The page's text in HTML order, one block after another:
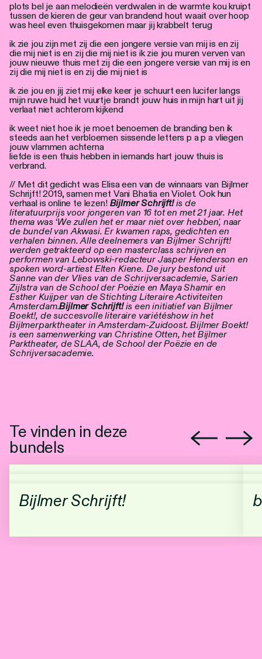
plots bel je aan melodieën verdwalen in de warmte kou kruipt
tussen de kieren de geur van brandend hout waait over hoop
was heel even thuisgekomen maar jij krabbelt terug
ik zie jou zijn met zij die een jongere versie van mij is en zij
die mij niet is en zij die mij niet is ik zie jou muren verven van
jouw nieuwe thuis met zij die een jongere versie van mij is en
zij die mij niet is en zij die mij niet is
ik zie jou en jij ziet mij elke keer je schuurt een lucifer langs
mijn ruwe huid het vuurtje brandt jouw huis in mijn hart uit jij
verlaat niet achterom kijkend
ik weet niet hoe ik je moet benoemen de branding ben ik
steeds aan het verbloemen sissende letters p a p a vliegen
jouw vlammen achterna
liefde is een thuis hebben in iemands hart jouw thuis is
verbrand.
// Met dit gedicht was Elisa een van de winnaars van Bijlmer
Schrijft! 2019, samen met Vani Bhatia en Violet. Ook hun
verhaal is online te lezen! Bijlmer Schrijft!is de
literatuurprijs voor jongeren van 16 tot en met 21 jaar. Het
thema was ‘We zullen het er maar niet over hebben', naar
de bundel van Akwasi. Er kwamen raps, gedichten en
verhalen binnen. Alle deelnemers van Bijlmer Schrijft!
werden getrakteerd op een masterclass schrijven en
performen van Lebowski-redacteur Jasper Henderson en
spoken word-artiest Elten Kiene. De jury bestond uit
Sanne van der Vlies van de Schrijversacademie, Sarien
Zijlstra van de School der Poëzie en Maya Shamir en
Esther Kuijper van de Stichting Literaire Activiteiten
Amsterdam.Bijlmer Schrijft!is een initiatief van Bijlmer
Boekt!, de succesvolle literaire variétéshow in het
Bijlmerparktheater in Amsterdam-Zuidoost. Bijlmer Boekt!
is een samenwerking van Christine Otten, het Bijlmer
Parktheater, de SLAA, de School der Poëzie en de
Schrijversacademie.
Te vinden in deze
bundels
Bijlmer Schrijft!